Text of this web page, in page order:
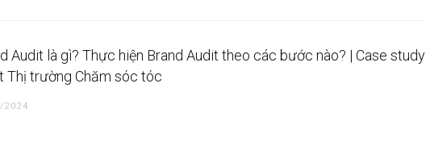
Audit là gì? Thực hiện Brand Audit theo các bước nào? | Case study
Thị trường Chăm sóc tóc
2024